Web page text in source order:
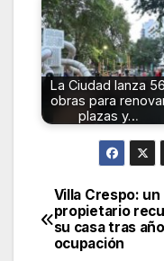
La Ciudad lanza 56
obras para
plazas y…
de
Villa Crespo: un
propietario
su casa tras
ocupación